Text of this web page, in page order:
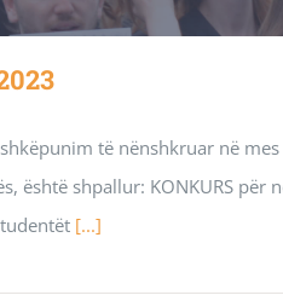
të nënshkruar në mes
është shpallur: KONKURS
[...]